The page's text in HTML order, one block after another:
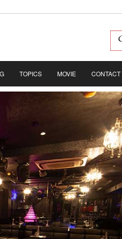
TOPICS MOVIE CONTACT